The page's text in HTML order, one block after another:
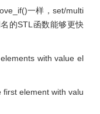
一样，set/multi
的STL函数能够更快
with value el
first element with valu